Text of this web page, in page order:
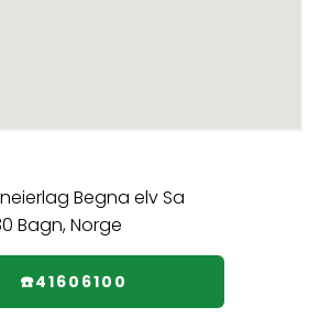
☎️41606100